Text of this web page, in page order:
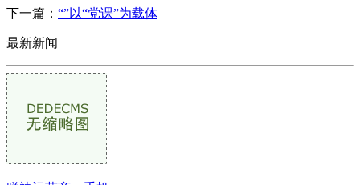
下一篇： “”以“党课”为载体
最新新闻